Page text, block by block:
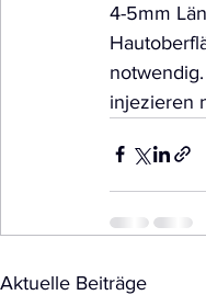
4-5mm
injezieren
Aktuelle Beiträge